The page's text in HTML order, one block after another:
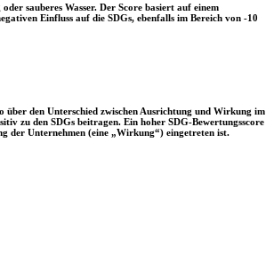
sauberes Wasser. Der Score basiert auf einem
Einfluss auf die SDGs, ebenfalls im Bereich von -10
den Unterschied zwischen Ausrichtung und Wirkung im
zu den SDGs beitragen. Ein hoher SDG-Bewertungsscore
der Unternehmen (eine „Wirkung“) eingetreten ist.